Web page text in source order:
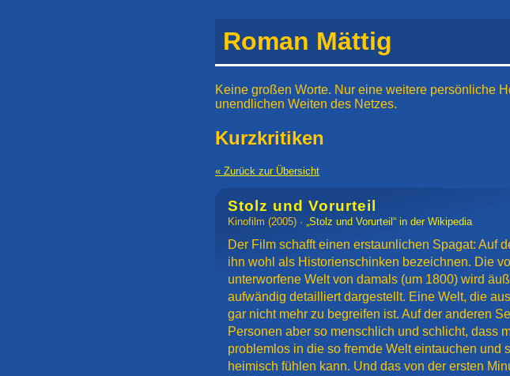
Roman Mättig
Keine großen Worte. Nur eine weitere persönliche
unendlichen Weiten des Netzes.
Kurzkritiken
« Zurück zur Übersicht
Stolz und Vorurteil
Kinofilm (2005) · „Stolz und Vorurteil“ in der Wikipedia
Der Film schafft einen erstaunlichen Spagat: Auf
ihn wohl als Historienschinken bezeichnen. Die
unterworfene Welt von damals (um 1800) wird
aufwändig detailliert dargestellt. Eine Welt, die
gar nicht mehr zu begreifen ist. Auf der anderen
Personen aber so menschlich und schlicht, dass
problemlos in die so fremde Welt eintauchen und
heimisch fühlen kann. Und das von der ersten